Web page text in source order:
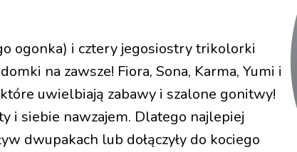
ogonka) i cztery jegosiostry trikolorki
na zawsze! Fiora, Sona, Karma, Yumi i
uwielbiają zabawy i szalone gonitwy!
i siebie nawzajem. Dlatego najlepiej
dwupakach lub dołączyły do kociego